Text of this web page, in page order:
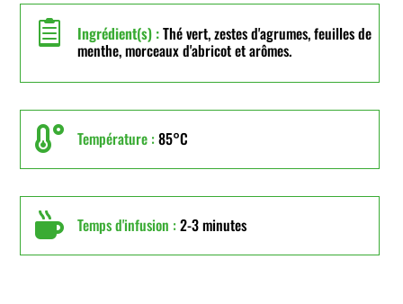
 Ingrédient(s) :Thé vert, zestes d'agrumes, feuilles de
menthe, morceaux d'abricot et arômes.
 Température : 85°C
 Temps d'infusion : 2-3 minutes